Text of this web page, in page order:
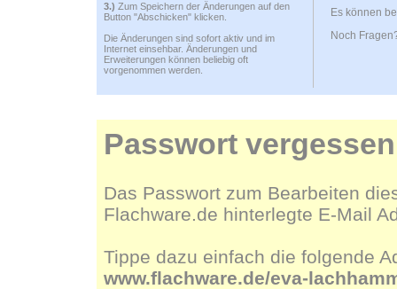
3.) Zum Speichern der Änderungen auf den
Button "Abschicken" klicken.
Die Änderungen sind sofort aktiv und im
Internet einsehbar. Änderungen und
Erweiterungen können beliebig oft
vorgenommen werden.
Es können
Noch
Passwort
Das Passwort zum Bearbeiten
Flachware.de hinterlegte E-Mail
Tippe dazu einfach die folgende
www.flachware.de/eva-